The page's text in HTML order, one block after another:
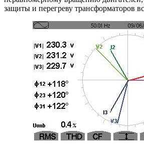
защиты и перегреву трансформаторов